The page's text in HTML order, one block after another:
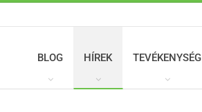
BLOG HÍREK TEVÉKENYSÉG